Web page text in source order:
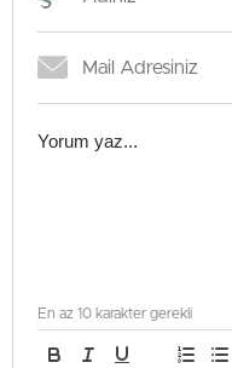
En az 10 karakter gerekli